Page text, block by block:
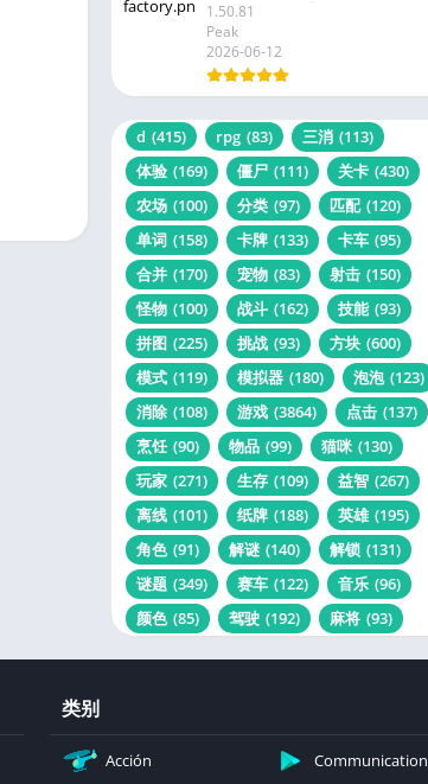
1.50.81
Peak
2026-06-12
d (415) rpg (83) 三消 (113)
体验 (169) 僵尸 (111) 关卡 (430)
农场 (100) 分类 (97) 匹配 (120)
单词 (158) 卡牌 (133) 卡车 (95)
合并 (170) 宠物 (83) 射击 (150)
怪物 (100) 战斗 (162) 技能 (93)
拼图 (225) 挑战 (93) 方块 (600)
模式 (119) 模拟器 (180) 泡泡 (123)
消除 (108) 游戏 (3864) 点击 (137)
烹饪 (90) 物品 (99) 猫咪 (130)
玩家 (271) 生存 (109) 益智 (267)
离线 (101) 纸牌 (188) 英雄 (195)
角色 (91) 解谜 (140) 解锁 (131)
谜题 (349) 赛车 (122) 音乐 (96)
颜色 (85) 驾驶 (192) 麻将 (93)
类别
Acción Communication